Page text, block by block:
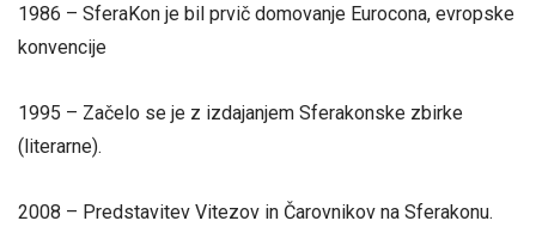
1986 – SferaKon je bil prvič domovanje Eurocona, evropske
konvencije
1995 – Začelo se je z izdajanjem Sferakonske zbirke
(literarne).
2008 – Predstavitev Vitezov in Čarovnikov na Sferakonu.